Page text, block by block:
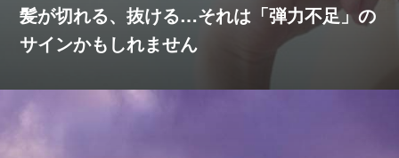
髪が切れる、抜ける…それは「弾力不足」の
サインかもしれません